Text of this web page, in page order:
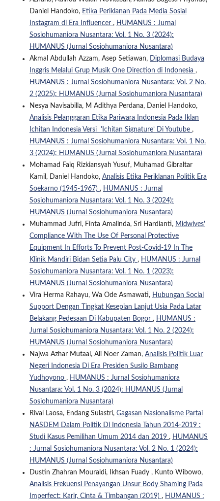
Daniel Handoko, Etika Periklanan Pada Media Sosial
Instagram di Era Influencer , HUMANUS : Jurnal
Sosiohumaniora Nusantara: Vol. 1 No. 3 (2024):
HUMANUS (Jurnal Sosiohumaniora Nusantara)
Akmal Abdullah Azzam, Asep Setiawan, Diplomasi Budaya
Inggris Melalui Grup Musik One Direction di Indonesia ,
HUMANUS : Jurnal Sosiohumaniora Nusantara: Vol. 2 No.
2 (2025): HUMANUS (Jurnal Sosiohumaniora Nusantara)
Nesya Navisabilla, M Adithya Perdana, Daniel Handoko,
Analisis Pelanggaran Etika Pariwara Indonesia Pada Iklan
Ichitan Indonesia Versi 'Ichitan Signature’ Di Youtube ,
HUMANUS : Jurnal Sosiohumaniora Nusantara: Vol. 1 No.
3 (2024): HUMANUS (Jurnal Sosiohumaniora Nusantara)
Mohamad Faiq Rizkiansyah Yusuf, Muhamad Gibraltar
Kamil, Daniel Handoko, Analisis Etika Periklanan Politik Era
Soekarno (1945-1967) , HUMANUS : Jurnal
Sosiohumaniora Nusantara: Vol. 1 No. 3 (2024):
HUMANUS (Jurnal Sosiohumaniora Nusantara)
Muhammad Jufri, Finta Amalinda, Sri Hardianti, Midwives'
Compliance With The Use Of Personal Protective
Equipment In Efforts To Prevent Post-Covid-19 In The
Klinik Mandiri Bidan Setia Palu City , HUMANUS : Jurnal
Sosiohumaniora Nusantara: Vol. 1 No. 1 (2023):
HUMANUS (Jurnal Sosiohumaniora Nusantara)
Vira Herma Rahayu, Wa Ode Asmawati, Hubungan Social
Support Dengan Tingkat Kesepian Lanjut Usia Pada Latar
Belakang Pedesaan Di Kabupaten Bogor , HUMANUS :
Jurnal Sosiohumaniora Nusantara: Vol. 1 No. 2 (2024):
HUMANUS (Jurnal Sosiohumaniora Nusantara)
Najwa Azhar Mutaal, Ali Noer Zaman, Analisis Politik Luar
Negeri Indonesia Di Era Presiden Susilo Bambang
Yudhoyono , HUMANUS : Jurnal Sosiohumaniora
Nusantara: Vol. 1 No. 3 (2024): HUMANUS (Jurnal
Sosiohumaniora Nusantara)
Rival Laosa, Endang Sulastri, Gagasan Nasionalisme Partai
NASDEM Dalam Politik Di Indonesia Tahun 2014-2019 :
Studi Kasus Pemilihan Umum 2014 dan 2019 , HUMANUS
: Jurnal Sosiohumaniora Nusantara: Vol. 2 No. 1 (2024):
HUMANUS (Jurnal Sosiohumaniora Nusantara)
Dustin Zhahran Mouraldi, Ikhsan Fuady , Kunto Wibowo,
Analisis Frekuensi Penayangan Unsur Body Shaming Pada
Imperfect: Karir, Cinta & Timbangan (2019) , HUMANUS :